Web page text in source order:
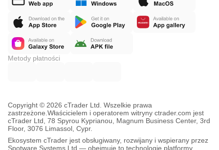
Metody płatności
Copyright © 2026 cTrader Ltd. Wszelkie prawa
zastrzeżone. Właścicielem i operatorem witryny ctrader.com jest
cTrader Ltd, 78 Spyrou Kyprianou, Magnum Business Center, 3rd
Floor, 3076 Limassol, Cypr.
Ekosystem cTrader jest obsługiwany, rozwijany i wspierany przez
Spotware Systems Ltd — obejmuje to technologię platformy,